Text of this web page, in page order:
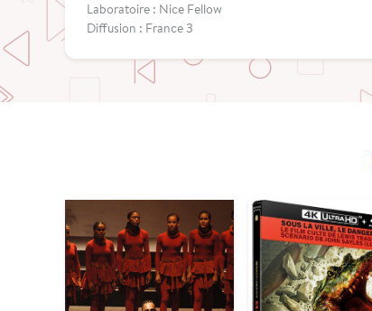
Laboratoire : Nice Fellow
Diffusion : France 3